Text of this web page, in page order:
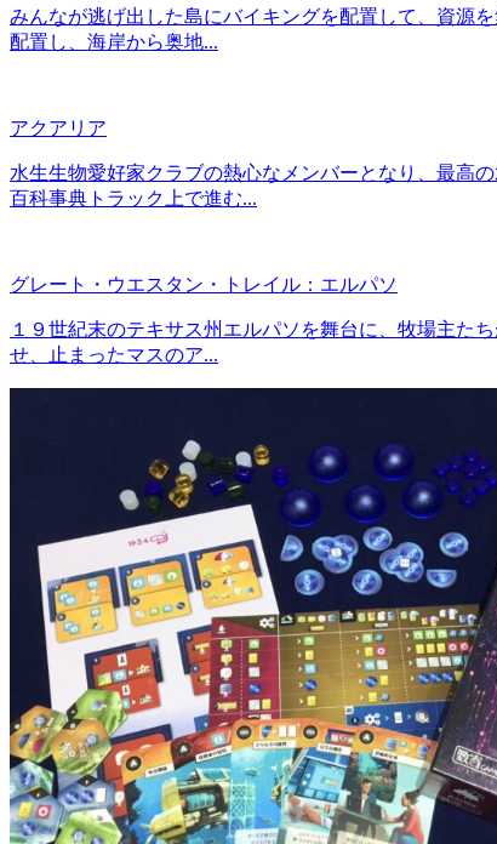
みんなが逃げ出した島にバイキングを配置して、資源
配置し、海岸から奥地...
アクアリア
水生生物愛好家クラブの熱心なメンバーとなり、最高
百科事典トラック上で進む...
グレート・ウエスタン・トレイル：エルパソ
１９世紀末のテキサス州エルパソを舞台に、牧場主た
せ、止まったマスのア...